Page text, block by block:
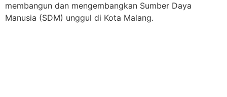
membangun dan mengembangkan Sumber Daya
Manusia (SDM) unggul di Kota Malang.